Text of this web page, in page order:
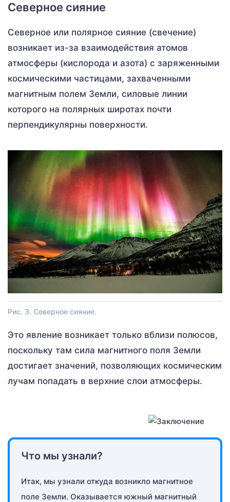
Северное сияние
Северное или полярное сияние (свечение)
возникает из-за взаимодействия атомов
атмосферы (кислорода и азота) с заряженными
космическими частицами, захваченными
магнитным полем Земли, силовые линии
которого на полярных широтах почти
перпендикулярны поверхности.
Рис. 3. Северное сияние.
Это явление возникает только вблизи полюсов,
поскольку там сила магнитного поля Земли
достигает значений, позволяющих космическим
лучам попадать в верхние слои атмосферы.
Что мы узнали?
Итак, мы узнали откуда возникло магнитное
поле Земли. Оказывается южный магнитный